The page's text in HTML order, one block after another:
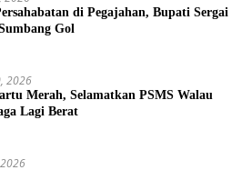
di Pegajahan, Bupati Sergai
Gol
2026
Merah, Selamatkan PSMS Walau
Lagi Berat